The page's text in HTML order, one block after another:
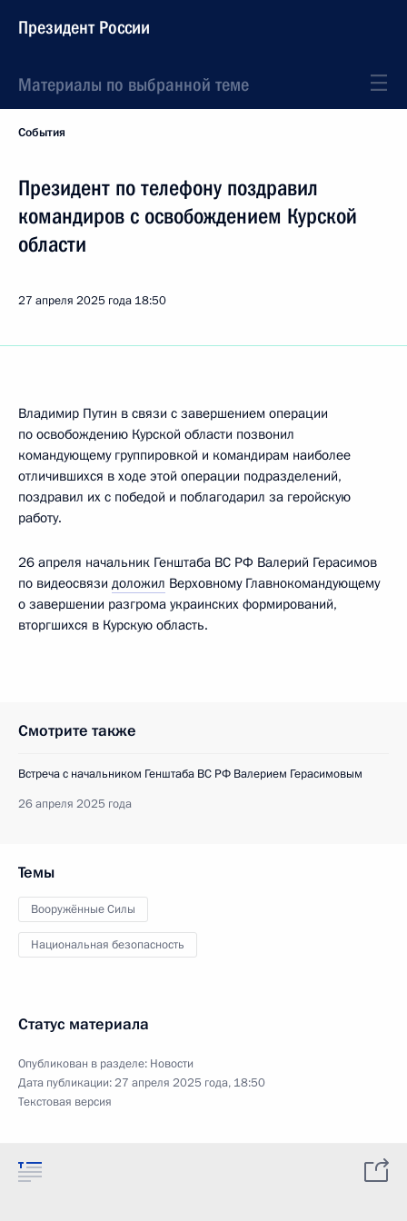
Президент России
Материалы по выбранной теме
События
Президент по телефону поздравил
командиров с освобождением Курской
области
27 апреля 2025 года 18:50
Владимир Путин в связи с завершением операции
по освобождению Курской области позвонил
командующему группировкой и командирам наиболее
отличившихся в ходе этой операции подразделений,
поздравил их с победой и поблагодарил за геройскую
работу.
26 апреля начальник Генштаба ВС РФ Валерий Герасимов
по видеосвязи доложил Верховному Главнокомандующему
о завершении разгрома украинских формирований,
вторгшихся в Курскую область.
Смотрите также
Встреча с начальником Генштаба ВС РФ Валерием Герасимовым
26 апреля 2025 года
Темы
Вооружённые Силы
Национальная безопасность
Статус материала
Опубликован в разделе: Новости
Дата публикации:27 апреля 2025 года, 18:50
Текстовая версия